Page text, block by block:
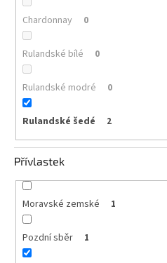
Chardonnay 0
Rulandské bílé 0
Rulandské modré 0
Rulandské šedé 2
Přívlastek
Moravské zemské 1
Pozdní sběr 1